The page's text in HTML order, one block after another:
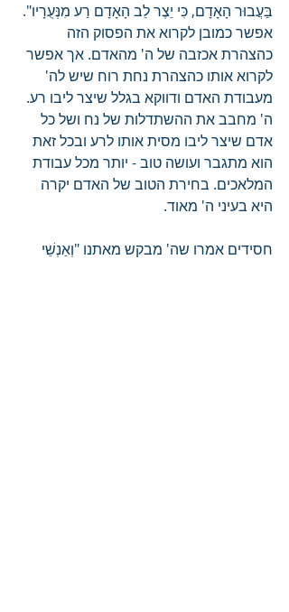
בַּעֲבוּר הָאָדָם, כִּי יֵצֶר לֵב הָאָדָם רַע מִנְּעֻרָיו".
אפשר כמובן לקרוא את הפסוק הזה
כהצהרת אכזבה של ה' מהאדם. אך אפשר
לקרוא אותו כהצהרת נחת רוח שיש לה'
מעבודת האדם ודווקא בגלל שיצר ליבו רע.
ה' מחבב את ההשתדלות של נח ושל כל
אדם שיצר ליבו מסית אותו לרע ובכל זאת
הוא מתגבר ועושה טוב - יותר מכל עבודת
המלאכים. בחירת הטוב של האדם יקרה
היא בעיני ה' מאוד.
חסידים אמרו שה' מבקש מאתנו "וְאַנְשֵׁי